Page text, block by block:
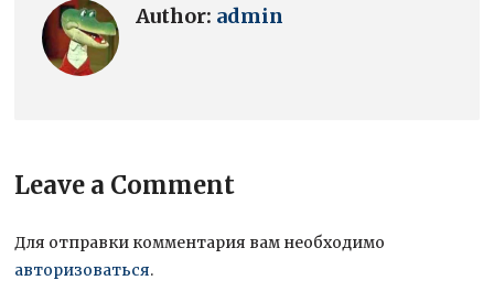
Author: admin
Leave a Comment
Для отправки комментария вам необходимо
авторизоваться.